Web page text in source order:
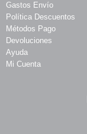
Gastos Envío
Política Descuentos
Métodos Pago
Devoluciones
Ayuda
Mi Cuenta